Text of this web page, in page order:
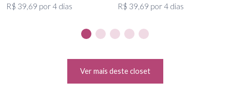
R$ 39,69 por 4 dias
R$ 39,69 por 4 dias
Ver mais deste closet